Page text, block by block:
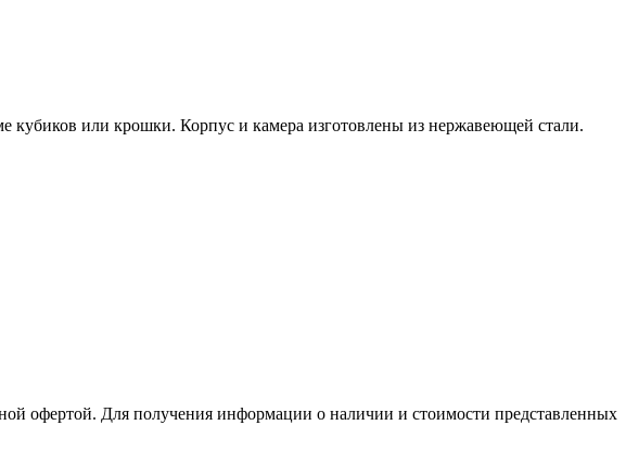
кубиков или крошки. Корпус и камера изготовлены из нержавеющей стали.
офертой. Для получения информации о наличии и стоимости представленных